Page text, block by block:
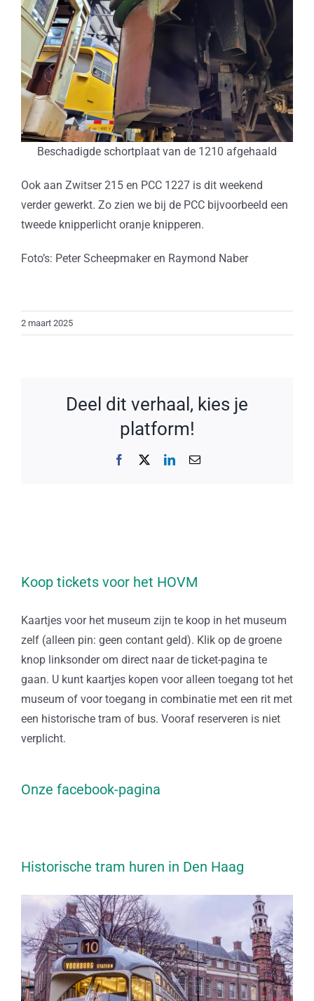
Beschadigde schortplaat van de 1210 afgehaald
Ook aan Zwitser 215 en PCC 1227 is dit weekend
verder gewerkt. Zo zien we bij de PCC bijvoorbeeld een
tweede knipperlicht oranje knipperen.
Foto’s: Peter Scheepmaker en Raymond Naber
2 maart 2025
Deel dit verhaal, kies je
platform!
Facebook LinkedIn
E-
Koop tickets voor het HOVM
Kaartjes voor het museum zijn te koop in het museum
zelf (alleen pin: geen contant geld). Klik op de groene
knop linksonder om direct naar de ticket-pagina te
gaan. U kunt kaartjes kopen voor alleen toegang tot het
museum of voor toegang in combinatie met een rit met
een historische tram of bus. Vooraf reserveren is niet
verplicht.
Onze facebook-pagina
Historische tram huren in Den Haag